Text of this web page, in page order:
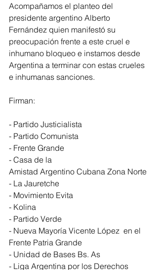
Acompañamos el planteo del
presidente argentino Alberto
Fernández quien manifestó su
preocupación frente a este cruel e
inhumano bloqueo e instamos desde
Argentina a terminar con estas crueles
e inhumanas sanciones.
Firman:
- Partido Justicialista
- Partido Comunista
- Frente Grande
- Casa de la
Amistad Argentino Cubana Zona Norte
- La Jauretche
- Movimiento Evita
- Kolina
- Partido Verde
- Nueva Mayoría Vicente López  en el
Frente Patria Grande
- Unidad de Bases Bs. As
- Liga Argentina por los Derechos